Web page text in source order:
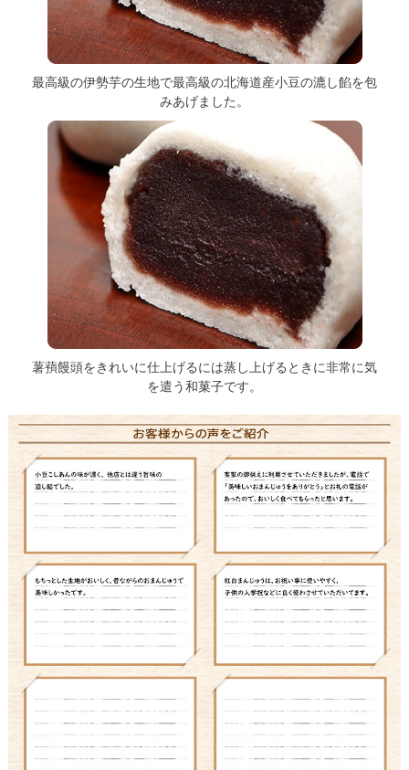
最高級の伊勢芋の生地で最高級の北海道産小豆の漉し餡を包
みあげました。
薯蕷饅頭をきれいに仕上げるには蒸し上げるときに非常に気
を遣う和菓子です。